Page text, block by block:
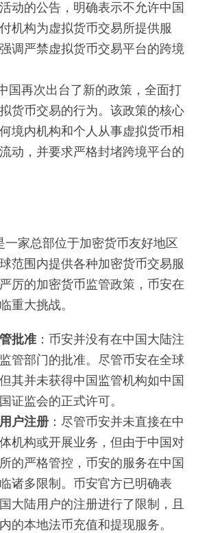
动的公告，明确表示不允许中国
机构为虚拟货币交易所提供服
调严禁虚拟货币交易平台的跨境
国再次出台了新的政策，全面打
货币交易的行为。该政策的核心
境内机构和个人从事虚拟货币相
动，并要求严格封堵跨境平台的
一家总部位于加密货币友好地区
范围内提供各种加密货币交易服
厉的加密货币监管政策，币安在
重大挑战。
批准 ：币安并没有在中国大陆注
管部门的批准。尽管币安在全球
其并未获得中国监管机构如中国
证监会的正式许可。
户注册 ：尽管币安并未直接在中
机构或开展业务，但由于中国对
的严格管控，币安的服务在中国
诸多限制。币安官方已明确表
大陆用户的注册进行了限制，且
的本地法币充值和提现服务。